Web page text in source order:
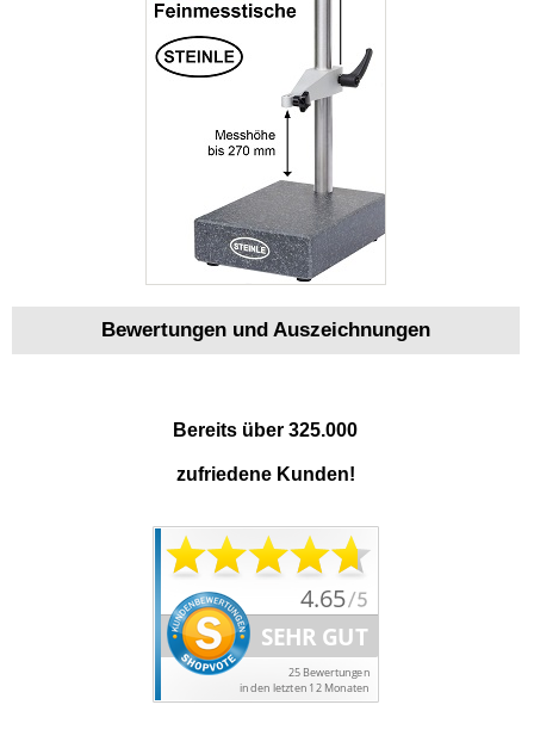
Bewertungen und Auszeichnungen
Bereits über 325.000
zufriedene Kunden!